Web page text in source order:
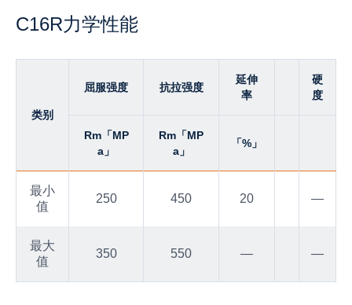
C16R力学性能
类别
屈服强度 抗拉强度
延伸
率
硬
度
Rm「MP
a」
Rm「MP
a」
「%」
最小
值
250 450 20 —
最大
值
350 550 — —